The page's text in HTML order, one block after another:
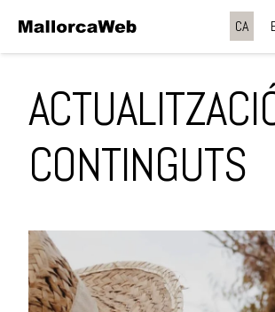
CA
CONTINGUTS